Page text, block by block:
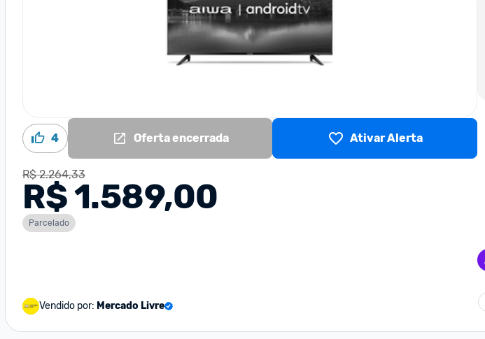
4 Oferta encerrada Ativar Alerta
R$ 2.264,33
R$ 1.589,00
Parcelado
Vendido por: Mercado Livre